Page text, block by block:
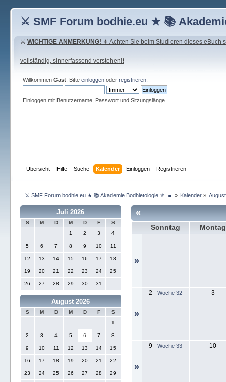
⚔ SMF Forum bodhie.eu ★ 📚
⚔ WICHTIGE ANMERKUNG! ⚜ Achten Sie beim Studieren dieses eBuch
vollständig, sinnerfassend verstehen!❗
Willkommen Gast. Bitte einloggenoder registrieren.
Einloggen mit Benutzername, Passwort und Sitzungslänge
Übersicht Hilfe Suche Kalender Einloggen Registrieren
⚔ SMF Forum bodhie.eu ★ 📚 Akademie Bodhietologie ⚜  ● » Kalender »
Juli 2026
S M D M D F
S
1
2 3 4
5 6 7 8 9 10 11
12 13 14 15 16 17 18
19 20 21 22 23 24 25
26 27 28 29 30 31
August 2026
S M D M D F
S
1
2 3 4 5 6 7 8
9 10 11 12 13 14 15
16 17 18 19 20 21 22
23 24 25 26 27 28 29
«
Sonntag Montag
»
»
2 -Woche 32 3
»
9 -Woche 33 10